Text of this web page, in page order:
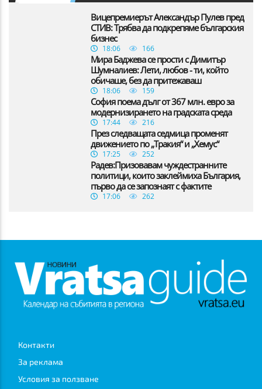
Вицепремиерът Александър Пулев пред
СТИВ: Трябва да подкрепяме българския
бизнес
18:06 166
Мира Баджева се прости с Димитър
Шумналиев: Лети, любов - ти, който
обичаше, без да притежаваш
18:06 159
София поема дълг от 367 млн. евро за
модернизирането на градската среда
17:44 216
През следващата седмица променят
движението по „Тракия“ и „Хемус“
17:25 252
Радев:Призовавам чуждестранните
политици, които заклеймиха България,
първо да се запознаят с фактите
17:06 262
Контакти
За реклама
Условия за ползване